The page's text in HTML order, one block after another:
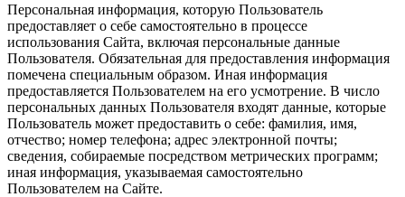
Персональная информация, которую Пользователь
предоставляет о себе самостоятельно в процессе
использования Сайта, включая персональные данные
Пользователя. Обязательная для предоставления информация
помечена специальным образом. Иная информация
предоставляется Пользователем на его усмотрение. В число
персональных данных Пользователя входят данные, которые
Пользователь может предоставить о себе: фамилия, имя,
отчество; номер телефона; адрес электронной почты;
сведения, собираемые посредством метрических программ;
иная информация, указываемая самостоятельно
Пользователем на Сайте.